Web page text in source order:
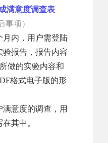
满意度调查表
事项）
月内，用户需登陆
验报告，报告内容
做的实验内容和
格式电子版的形
意度的调查，用
其中。